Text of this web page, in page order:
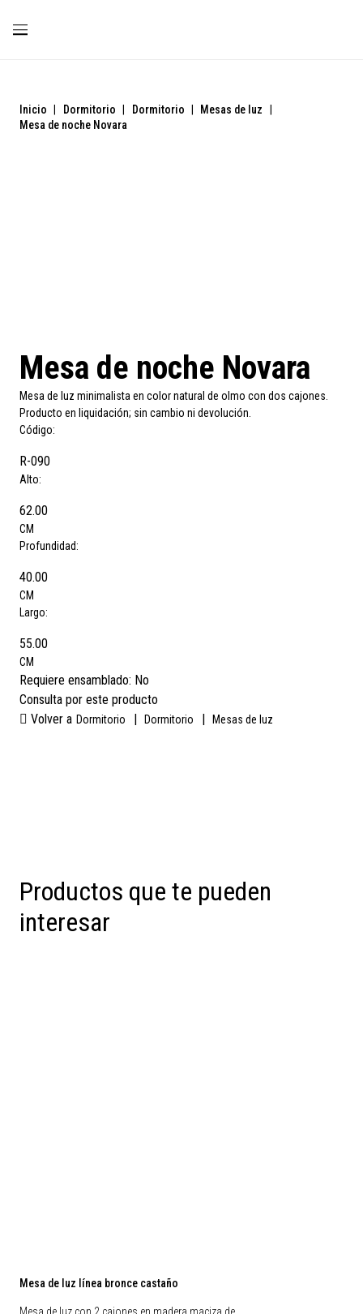
Inicio Dormitorio Dormitorio Mesas de luz
Mesa de noche Novara
Mesa de noche Novara
Mesa de luz minimalista en color natural de olmo con dos cajones.
Producto en liquidación; sin cambio ni devolución.
Código:
R-090
Alto:
62.00
CM
Profundidad:
40.00
CM
Largo:
55.00
CM
Requiere ensamblado: No
Consulta por este producto
Volver a Dormitorio Dormitorio Mesas de luz
Productos que te pueden
interesar
Mesa de luz línea bronce castaño